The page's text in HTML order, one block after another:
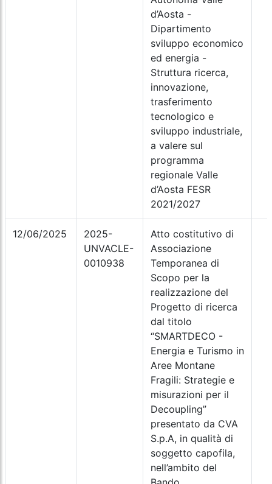
d’Aosta -
Dipartimento
sviluppo economico
ed energia -
Struttura ricerca,
innovazione,
trasferimento
tecnologico e
sviluppo industriale,
a valere sul
programma
regionale Valle
d’Aosta FESR
2021/2027
12/06/2025
2025-
UNVACLE-
0010938
Atto costitutivo di
Associazione
Temporanea di
Scopo per la
realizzazione del
Progetto di ricerca
dal titolo
“SMARTDECO -
Energia e Turismo in
Aree Montane
Fragili: Strategie e
misurazioni per il
Decoupling”
presentato da CVA
S.p.A, in qualità di
soggetto capofila,
nell’ambito del